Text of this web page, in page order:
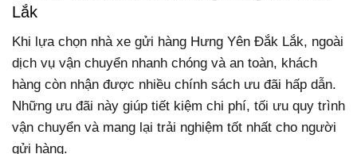
Lắk
Khi lựa chọn nhà xe gửi hàng Hưng Yên Đắk Lắk, ngoài
dịch vụ vận chuyển nhanh chóng và an toàn, khách
hàng còn nhận được nhiều chính sách ưu đãi hấp dẫn.
Những ưu đãi này giúp tiết kiệm chi phí, tối ưu quy trình
vận chuyển và mang lại trải nghiệm tốt nhất cho người
gửi hàng.